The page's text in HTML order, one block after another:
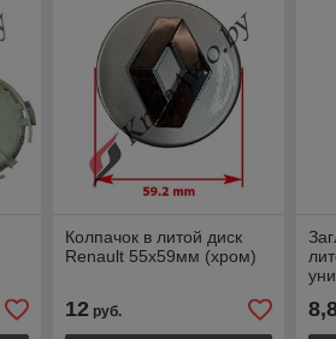
Колпачок в литой диск
Renault 55х59мм (хром)
12руб.